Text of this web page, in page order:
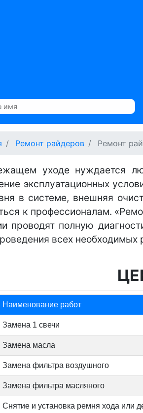
Ремонт райдеров Ремонт
уходе нуждается
эксплуатационных
в системе, внешняя
к профессионалам.
проводят полную
всех необходимых
Наименование работ
Замена 1 свечи
Замена масла
Замена фильтра воздушного
Замена фильтра масляного
Снятие и установка ремня хода или